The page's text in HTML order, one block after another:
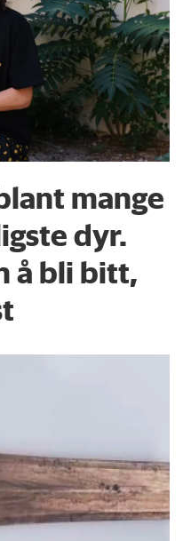
mange
dyr.
å bli bitt,